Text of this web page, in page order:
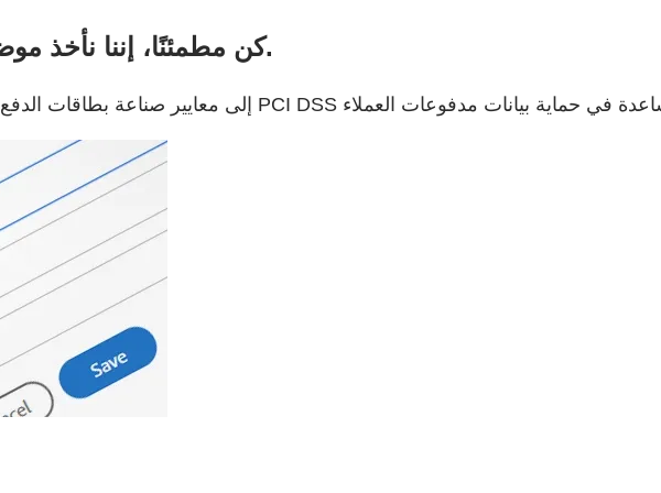
كن مطمئنًا، إننا نأخذ موضوعات الأمان على محمل الجد.